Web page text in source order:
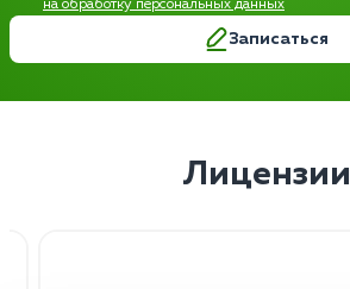
на обработку персональных данных
Записаться
Лицензии